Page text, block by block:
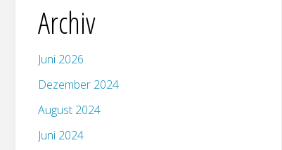
Archiv
Juni 2026
Dezember 2024
August 2024
Juni 2024